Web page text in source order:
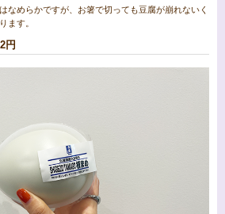
なめらかですが、お箸で切っても豆腐が崩れないく
ます。
円